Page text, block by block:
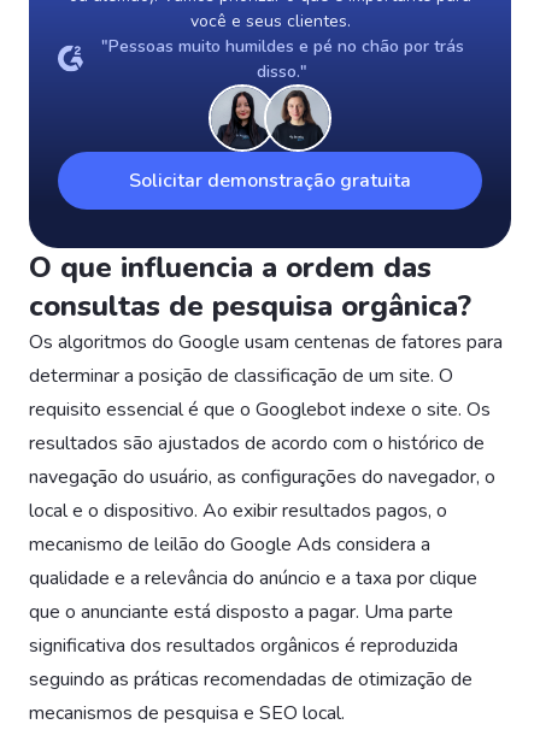
você e seus clientes.
"Pessoas muito humildes e pé no chão por trás
disso."
Solicitar demonstração gratuita
O que influencia a ordem das
consultas de pesquisa orgânica?
Os algoritmos do Google usam centenas de fatores para
determinar a posição de classificação de um site. O
requisito essencial é que o Googlebot indexe o site. Os
resultados são ajustados de acordo com o histórico de
navegação do usuário, as configurações do navegador, o
local e o dispositivo. Ao exibir resultados pagos, o
mecanismo de leilão do Google Ads considera a
qualidade e a relevância do anúncio e a taxa por clique
que o anunciante está disposto a pagar. Uma parte
significativa dos resultados orgânicos é reproduzida
seguindo as práticas recomendadas de otimização de
mecanismos de pesquisa e SEO local.